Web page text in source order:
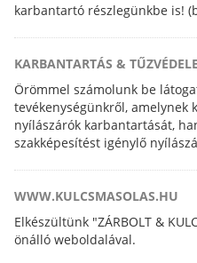
karbantartó részlegünkbe is!
KARBANTARTÁS &
Örömmel számolunk be
tevékenységünkről, amelynek
nyílászárók karbantartását,
szakképesítést igénylő
WWW.KULCSMASOLAS.HU
Elkészültünk "ZÁRBOLT &
önálló weboldalával.